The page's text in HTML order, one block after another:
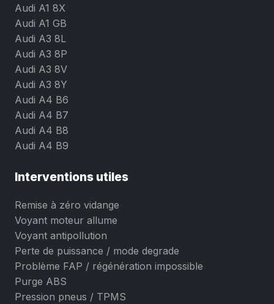
Audi A1 8X
Audi A1 GB
Audi A3 8L
Audi A3 8P
Audi A3 8V
Audi A3 8Y
Audi A4 B6
Audi A4 B7
Audi A4 B8
Audi A4 B9
Interventions utiles
Remise à zéro vidange
Voyant moteur allume
Voyant antipollution
Perte de puissance / mode degrade
Problème FAP / régénération impossible
Purge ABS
Pression pneus / TPMS